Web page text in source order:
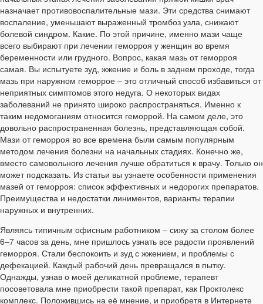
назначает противовоспалительные мази. Эти средства снимают
воспаление, уменьшают выраженный тромбоз узла, снижают
болевой синдром. Какие. По этой причине, именно мази чаще
всего выбирают при лечении геморроя у женщин во время
беременности или грудного. Вопрос, какая мазь от геморроя
самая. Вы испытуете зуд, жжение и боль в заднем проходе, тогда
мазь при наружном геморрое – это отличный способ избавиться от
неприятных симптомов этого недуга. О некоторых видах
заболеваний не принято широко распространяться. Именно к
таким недомоганиям относится геморрой. На самом деле, это
довольно распространенная болезнь, представляющая собой.
Мази от геморроя во все времена были самым популярным
методом лечения болезни на начальных стадиях. Конечно же,
вместо самовольного лечения лучше обратиться к врачу. Только он
может подсказать. Из статьи вы узнаете особенности применения
мазей от геморроя: список эффективных и недорогих препаратов.
Преимущества и недостатки линиментов, варианты терапии
наружных и внутренних.
Являясь типичным офисным работником – сижу за столом более
6–7 часов за день, мне пришлось узнать все радости проявлений
геморроя. Стали беспокоить и зуд с жжением, и проблемы с
дефекацией. Каждый рабочий день превращался в пытку.
Однажды, узнав о моей деликатной проблеме, терапевт
посоветовала мне приобрести такой препарат, как Проктолекс
комплекс. Положившись на её мнение, и приобретя в Интернете